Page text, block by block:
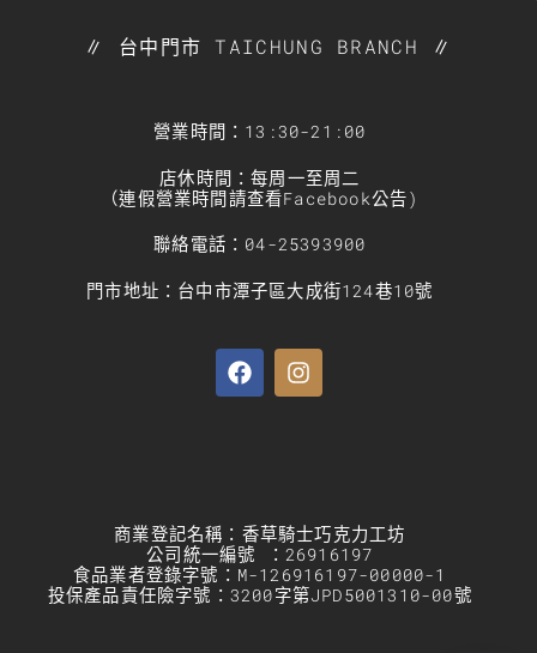
∥ 台中門市 TAICHUNG BRANCH ∥
營業時間：13:30-21:00
店休時間：每周一至周二
（連假營業時間請查看Facebook公告)
聯絡電話：04-25393900
門市地址：台中市潭子區大成街124巷10號
商業登記名稱：香草騎士巧克力工坊
公司統一編號 ：26916197
食品業者登錄字號：M-126916197-00000-1
投保產品責任險字號：3200字第JPD5001310-00號